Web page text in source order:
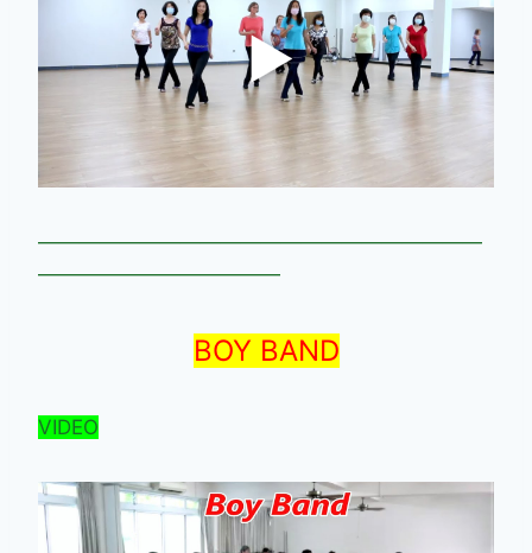
——————————————————————
————————————
BOY BAND
VIDEO